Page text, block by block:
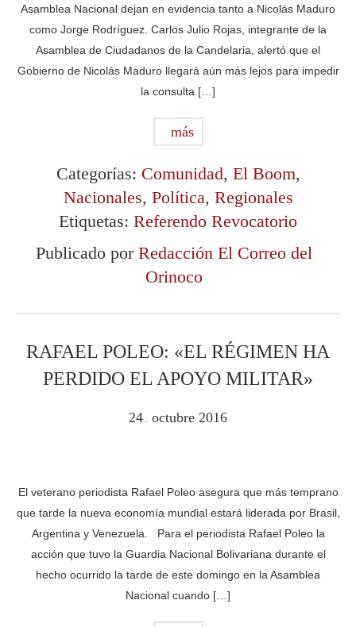
Asamblea Nacional dejan en evidencia tanto a Nicolás Maduro
como Jorge Rodríguez. Carlos Julio Rojas, integrante de la
Asamblea de Ciudadanos de la Candelaria, alertó que el
Gobierno de Nicolás Maduro llegará aún más lejos para impedir
la consulta […]
más
Categorías: Comunidad, El Boom,
Nacionales, Política, Regionales
Etiquetas: Referendo Revocatorio
Publicado por Redacción El Correo del
Orinoco
RAFAEL POLEO: «EL RÉGIMEN HA
PERDIDO EL APOYO MILITAR»
24 . octubre 2016
El veterano periodista Rafael Poleo asegura que más temprano
que tarde la nueva economía mundial estará liderada por Brasil,
Argentina y Venezuela. Para el periodista Rafael Poleo la
acción que tuvo la Guardia Nacional Bolivariana durante el
hecho ocurrido la tarde de este domingo en la Asamblea
Nacional cuando […]